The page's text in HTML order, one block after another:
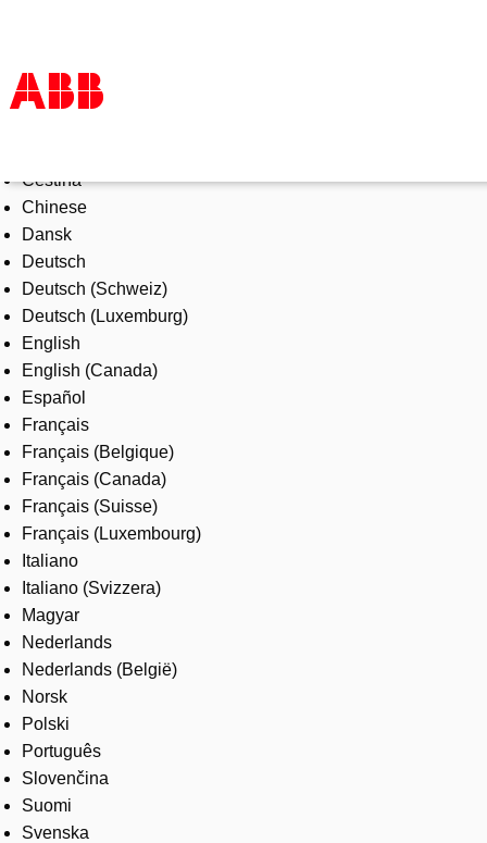
Products & Solutions
Industries
Services
About us
Where to buy
Contact us
Careers
Čeština
Chinese
Dansk
Deutsch
Deutsch (Schweiz)
Deutsch (Luxemburg)
English
English (Canada)
Español
Français
Français (Belgique)
Français (Canada)
Français (Suisse)
Français (Luxembourg)
Italiano
Italiano (Svizzera)
Magyar
Nederlands
Nederlands (België)
Norsk
Polski
Português
Slovenčina
Suomi
Svenska